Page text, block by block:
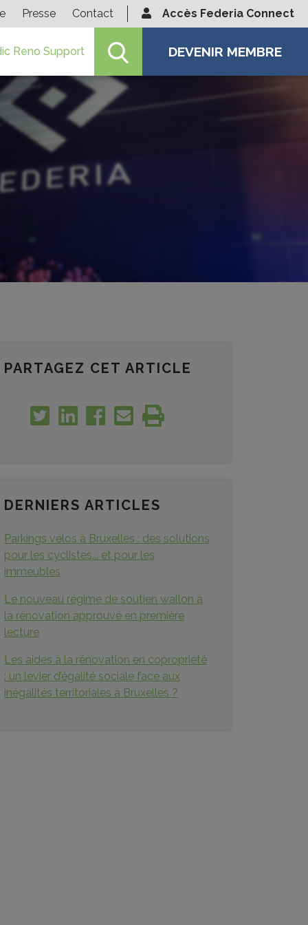
Presse Contact Accès Federia Connect
Reno Support DEVENIR MEMBRE
PARTAGEZ CET ARTICLE
DERNIERS ARTICLES
Parkings vélos à Bruxelles : des solutions
pour les cyclistes... et pour les
immeubles
Le nouveau régime de soutien wallon à
la rénovation approuvé en première
lecture
Les aides à la rénovation en copropriété
: un levier d’égalité sociale face aux
inégalités territoriales à Bruxelles ?